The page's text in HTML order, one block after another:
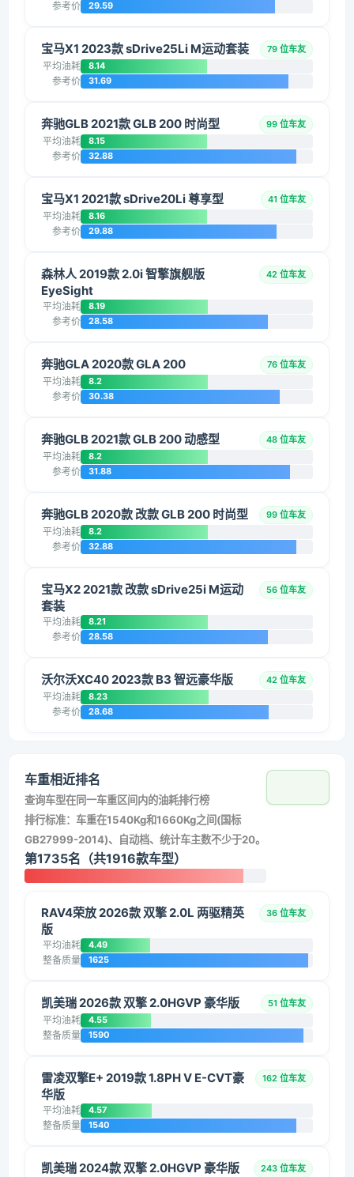
参考价 29.59
宝马X1 2023款 sDrive25Li M运动套装 79 位车友
平均油耗 8.14
参考价 31.69
奔驰GLB 2021款 GLB 200 时尚型 99 位车友
平均油耗 8.15
参考价 32.88
宝马X1 2021款 sDrive20Li 尊享型 41 位车友
平均油耗 8.16
参考价 29.88
森林人 2019款 2.0i 智擎旗舰版
EyeSight
42 位车友
平均油耗 8.19
参考价 28.58
奔驰GLA 2020款 GLA 200 76 位车友
平均油耗 8.2
参考价 30.38
奔驰GLB 2021款 GLB 200 动感型 48 位车友
平均油耗 8.2
参考价 31.88
奔驰GLB 2020款 改款 GLB 200 时尚型 99 位车友
平均油耗 8.2
参考价 32.88
宝马X2 2021款 改款 sDrive25i M运动
套装
56 位车友
平均油耗 8.21
参考价 28.58
沃尔沃XC40 2023款 B3 智远豪华版 42 位车友
平均油耗 8.23
参考价 28.68
车重相近排名
查询车型在同一车重区间内的油耗排行榜
排行标准：车重在1540Kg和1660Kg之间(国标
GB27999-2014)、自动档、统计车主数不少于20。
第1735名（共1916款车型）
RAV4荣放 2026款 双擎 2.0L 两驱精英
版
36 位车友
平均油耗 4.49
整备质量 1625
凯美瑞 2026款 双擎 2.0HGVP 豪华版 51 位车友
平均油耗 4.55
整备质量 1590
雷凌双擎E+ 2019款 1.8PH V E-CVT豪
华版
162 位车友
平均油耗 4.57
整备质量 1540
凯美瑞 2024款 双擎 2.0HGVP 豪华版 243 位车友